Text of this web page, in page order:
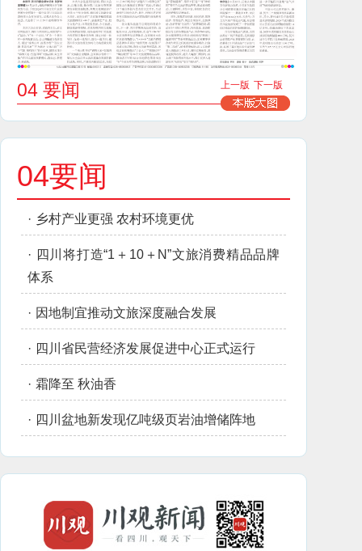
04 要闻 上一版 下一版
04要闻
· 乡村产业更强 农村环境更优
· 四川将打造“1＋10＋N”文旅消费精品品牌
体系
· 因地制宜推动文旅深度融合发展
· 四川省民营经济发展促进中心正式运行
· 霜降至 秋油香
· 四川盆地新发现亿吨级页岩油增储阵地